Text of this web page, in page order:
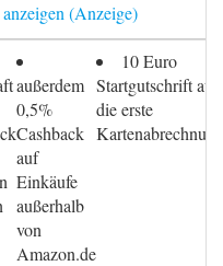
außerdem
0,5%
Cashback
auf
Einkäufe
außerhalb
von
Amazon.de
10 Euro
Startgutschrift auf
die erste
Kartenabrechnung